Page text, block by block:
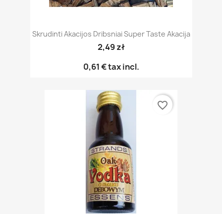
Skrudinti Akacijos Dribsniai Super Taste Akacija
2,49 zł
0,61 €tax incl.
favorite_border